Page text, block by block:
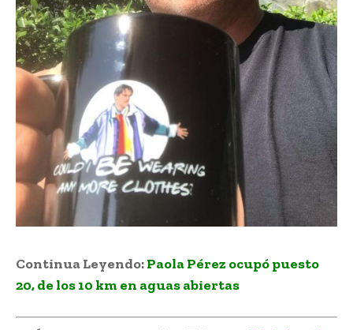
Continua Leyendo:Paola Pérez ocupó puesto
20, de los 10 km en aguas abiertas